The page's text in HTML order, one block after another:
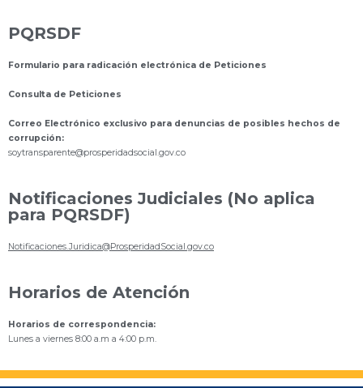
PQRSDF
Formulario para radicación electrónica de Peticiones
Consulta de Peticiones
Correo Electrónico exclusivo para denuncias de posibles hechos de
corrupción:
soytransparente@prosperidadsocial.gov.co
Notificaciones Judiciales (No aplica
para PQRSDF)
Notificaciones.Juridica@ProsperidadSocial.gov.co
Horarios de Atención
Horarios de correspondencia:
Lunes a viernes 8:00 a.m a 4:00 p.m.